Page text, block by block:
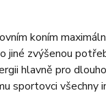
koním
jiné zvýšenou
hlavně pro
sportovci